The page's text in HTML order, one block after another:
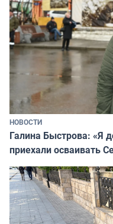
НОВОСТИ
Галина Быстрова: «Я
приехали осваивать